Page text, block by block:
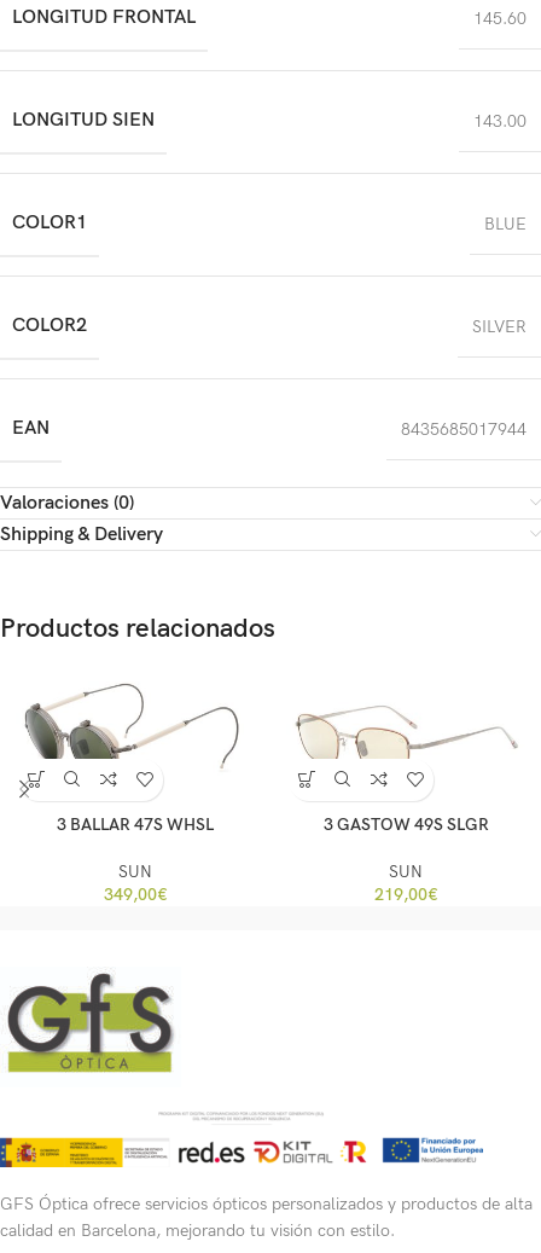
LONGITUD FRONTAL 145.60
LONGITUD SIEN 143.00
COLOR1 BLUE
COLOR2 SILVER
EAN 8435685017944
Valoraciones (0)
Shipping & Delivery
Productos relacionados
3 BALLAR 47S WHSL
SUN
349,00€
3 GASTOW 49S SLGR
SUN
219,00€
GFS Óptica ofrece servicios ópticos personalizados y productos de alta
calidad en Barcelona, mejorando tu visión con estilo.